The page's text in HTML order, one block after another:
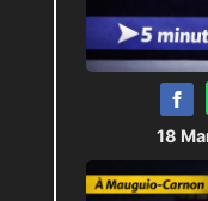
18